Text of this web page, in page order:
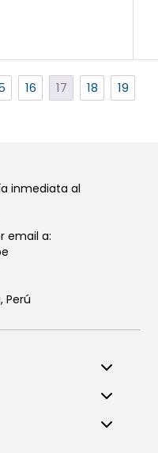
16 17 18
19
inmediata al
email a:
Perú